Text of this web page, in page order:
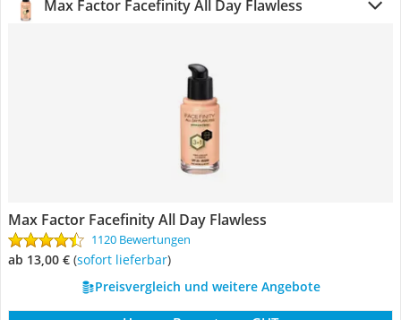
Max Factor Facefinity All Day Flawless
Max Factor Facefinity All Day Flawless
1120 Bewertungen
ab 13,00 € ( Sofort lieferbar)
Preisvergleich und weitere Angebote